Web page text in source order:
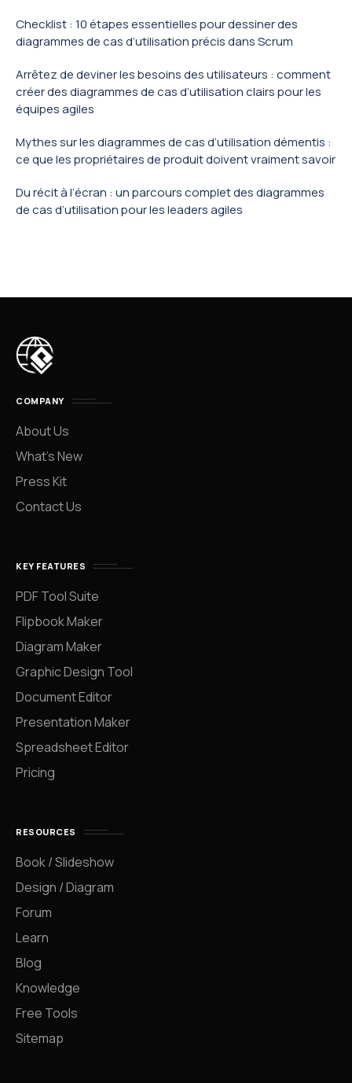
Checklist : 10 étapes essentielles pour dessiner des
diagrammes de cas d’utilisation précis dans Scrum
Arrêtez de deviner les besoins des utilisateurs : comment
créer des diagrammes de cas d’utilisation clairs pour les
équipes agiles
Mythes sur les diagrammes de cas d’utilisation démentis :
ce que les propriétaires de produit doivent vraiment savoir
Du récit à l’écran : un parcours complet des diagrammes
de cas d’utilisation pour les leaders agiles
COMPANY
About Us
What’s New
Press Kit
Contact Us
KEY FEATURES
PDF Tool Suite
Flipbook Maker
Diagram Maker
Graphic Design Tool
Document Editor
Presentation Maker
Spreadsheet Editor
Pricing
RESOURCES
Book / Slideshow
Design / Diagram
Forum
Learn
Blog
Knowledge
Free Tools
Sitemap